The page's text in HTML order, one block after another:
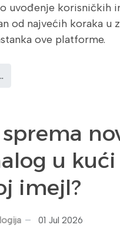
uvođenje korisničkih
od najvećih koraka u
ove platforme.
u
imejl?
01 Jul 2026